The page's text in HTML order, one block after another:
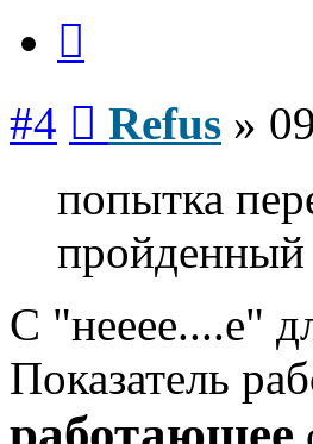
#4 Refus »
попытка
пройденный
С "нееее....е"
Показатель